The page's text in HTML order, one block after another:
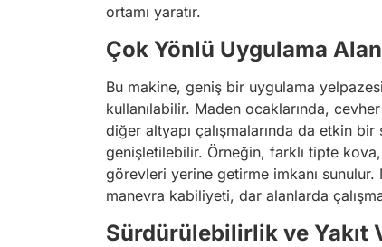
ortamı yaratır.
Çok Yönlü Uygulama
Bu makine, geniş bir uygulama
kullanılabilir. Maden ocaklarında,
diğer altyapı çalışmalarında da etkin
genişletilebilir. Örneğin, farklı tipte
görevleri yerine getirme imkanı sunulur.
manevra kabiliyeti, dar alanlarda
Sürdürülebilirlik ve Yakıt